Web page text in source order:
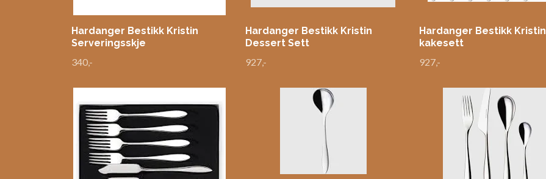
Hardanger Bestikk Kristin
Serveringsskje
340,-
Hardanger Bestikk Kristin
Dessert Sett
927,-
Hardanger Bestikk Kristin
kakesett
927,-